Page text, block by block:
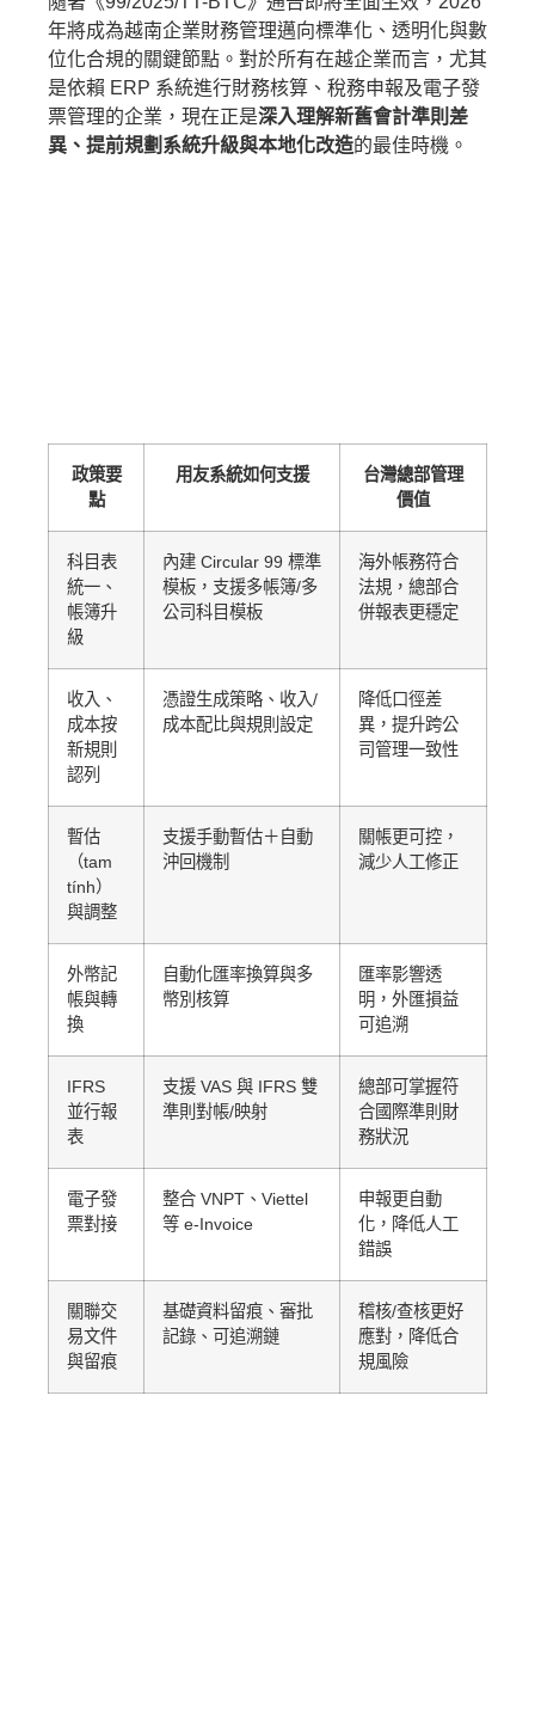
年將成為越南企業財務管理邁向標準化、透明化與數
位化合規的關鍵節點。對於所有在越企業而言，尤其
是依賴 ERP 系統進行財務核算、稅務申報及電子發
票管理的企業，現在正是深入理解新舊會計準則差
異、提前規劃系統升級與本地化改造的最佳時機。
政策要
點
用友系統如何支援
台灣總部管理
價值
科目表
統一、
帳簿升
級
內建 Circular 99 標準
模板，支援多帳簿/多
公司科目模板
海外帳務符合
法規，總部合
併報表更穩定
收入、
成本按
新規則
認列
憑證生成策略、收入/
成本配比與規則設定
降低口徑差
異，提升跨公
司管理一致性
暫估
（tam
tính）
與調整
支援手動暫估＋自動
沖回機制
關帳更可控，
減少人工修正
外幣記
帳與轉
換
自動化匯率換算與多
幣別核算
匯率影響透
明，外匯損益
可追溯
IFRS
並行報
表
支援 VAS 與 IFRS 雙
準則對帳/映射
總部可掌握符
合國際準則財
務狀況
電子發
票對接
整合 VNPT、Viettel
等 e-Invoice
申報更自動
化，降低人工
錯誤
關聯交
易文件
與留痕
基礎資料留痕、審批
記錄、可追溯鏈
稽核/查核更好
應對，降低合
規風險